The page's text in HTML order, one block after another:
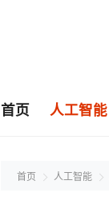
首页 人工智能
首页 人工智能